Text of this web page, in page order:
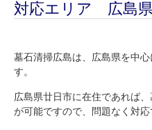
対応エリア 広島
墓石清掃広島は、広島県を中
す。
広島県廿日市に在住であれば
が可能ですので、問題なく対応